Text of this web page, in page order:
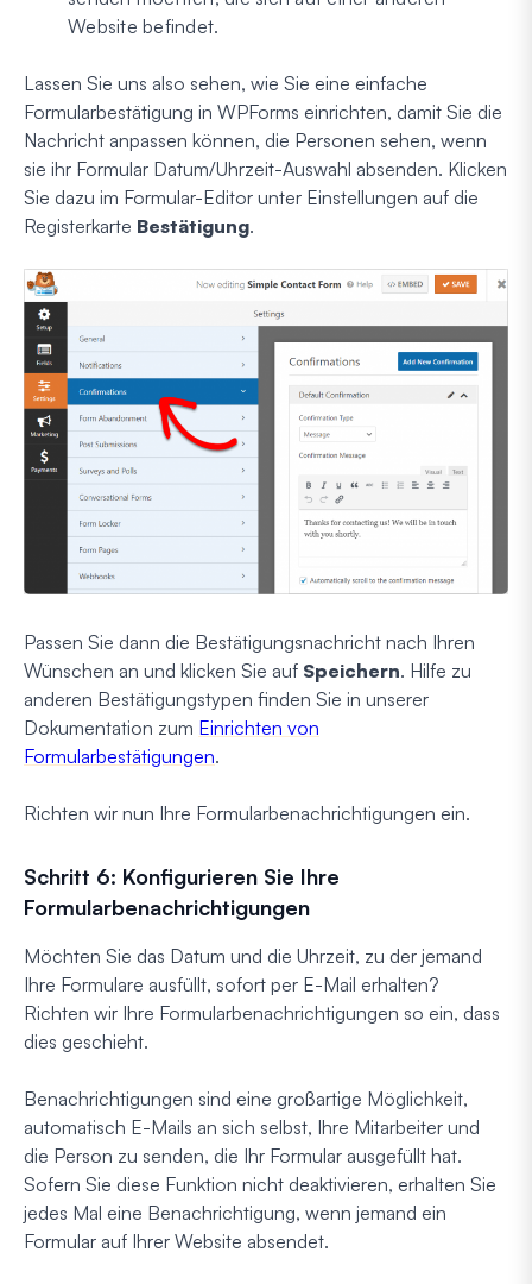
Website befindet.
Lassen Sie uns also sehen, wie Sie eine einfache
Formularbestätigung in WPForms einrichten, damit Sie die
Nachricht anpassen können, die Personen sehen, wenn
sie ihr Formular Datum/Uhrzeit-Auswahl absenden. Klicken
Sie dazu im Formular-Editor unter Einstellungen auf die
Registerkarte Bestätigung.
Passen Sie dann die Bestätigungsnachricht nach Ihren
Wünschen an und klicken Sie auf Speichern. Hilfe zu
anderen Bestätigungstypen finden Sie in unserer
Dokumentation zum Einrichten von
Formularbestätigungen.
Richten wir nun Ihre Formularbenachrichtigungen ein.
Schritt 6: Konfigurieren Sie Ihre
Formularbenachrichtigungen
Möchten Sie das Datum und die Uhrzeit, zu der jemand
Ihre Formulare ausfüllt, sofort per E-Mail erhalten?
Richten wir Ihre Formularbenachrichtigungen so ein, dass
dies geschieht.
Benachrichtigungen sind eine großartige Möglichkeit,
automatisch E-Mails an sich selbst, Ihre Mitarbeiter und
die Person zu senden, die Ihr Formular ausgefüllt hat.
Sofern Sie diese Funktion nicht deaktivieren, erhalten Sie
jedes Mal eine Benachrichtigung, wenn jemand ein
Formular auf Ihrer Website absendet.